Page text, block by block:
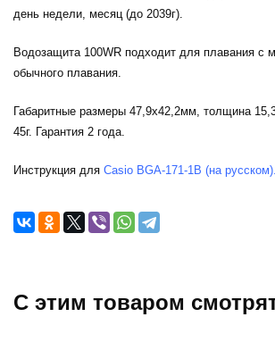
день недели, месяц (до 2039г).
Водозащита 100WR подходит для плавания с
обычного плавания.
Габаритные размеры 47,9х42,2мм, толщина
45г. Гарантия 2 года.
Инструкция для Casio BGA-171-1B (на русском).
C этим товаром